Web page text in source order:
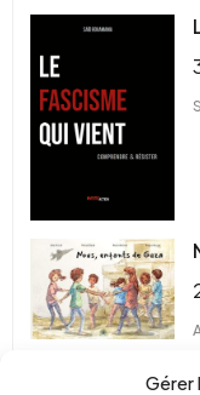
Gérer